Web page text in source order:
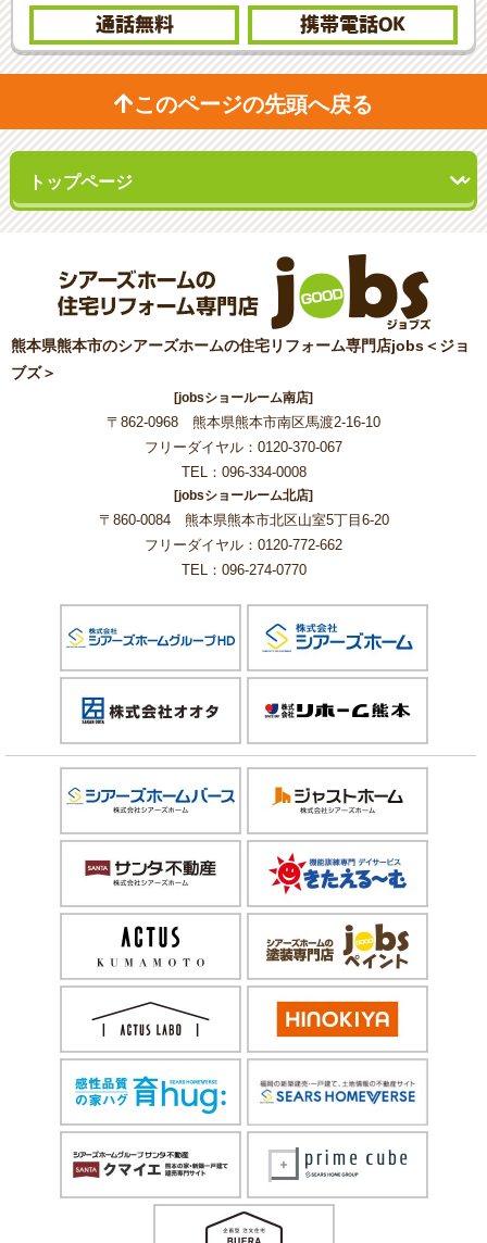
通話無料 携帯電話OK
このページの先頭へ戻る
熊本県熊本市のシアーズホームの住宅リフォーム専門店jobs＜ジョ
ブズ＞
[jobsショールーム南店]
〒862-0968 熊本県熊本市南区馬渡2-16-10
フリーダイヤル：0120-370-067
TEL：096-334-0008
[jobsショールーム北店]
〒860-0084 熊本県熊本市北区山室5丁目6-20
フリーダイヤル：0120-772-662
TEL：096-274-0770